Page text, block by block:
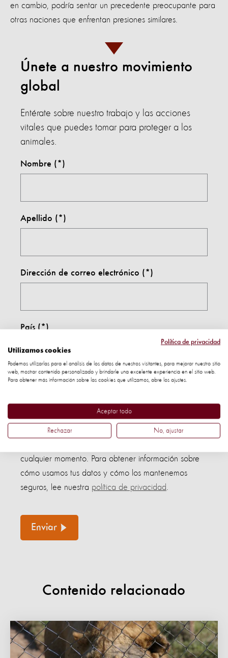
en cambio, podría sentar un precedente preocupante para
otras naciones que enfrentan presiones similares.
Únete a nuestro movimiento
global
Entérate sobre nuestro trabajo y las acciones
vitales que puedes tomar para proteger a los
animales.
Nombre
Apellido
Dirección de correo electrónico
País
Confirmo que tengo 18 años o más(*)
Al enviar este formulario, acepto recibir más
comunicaciones de World Animal Protection y
cualquier momento. Para obtener información sobre
cómo usamos tus datos y cómo los mantenemos
seguros, lee nuestra política de privacidad
Enviar
Contenido relacionado
Política de privacidad
Utilizamos cookies
Podemos utilizarlas para el análisis de los datos de nuestros visitantes, para mejorar nuestro sitio
web, mostrar contenido personalizado y brindarle una excelente experiencia en el sitio web.
Para obtener más información sobre las cookies que utilizamos, abre los ajustes.
Aceptar todo
Rechazar No, ajustar